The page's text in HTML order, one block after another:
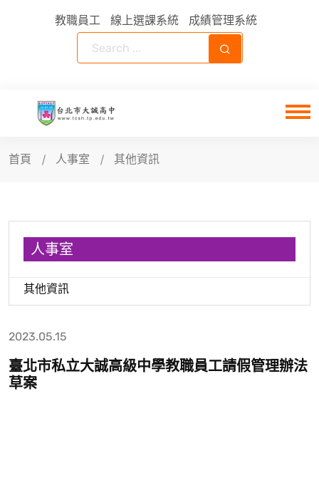
教職員工 線上選課系統 成績管理系統
首頁 人事室 其他資訊
人事室
其他資訊
2023.05.15
臺北市私立大誠高級中學教職員工請假管理辦法
草案